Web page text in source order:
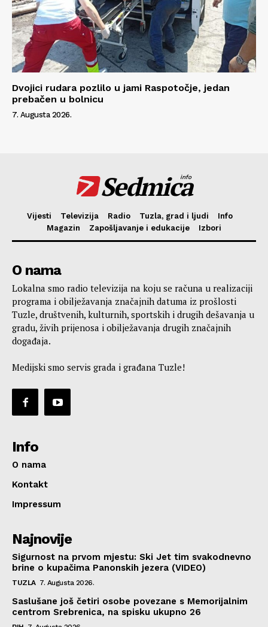
Dvojici rudara pozlilo u jami Raspotočje, jedan
prebačen u bolnicu
7. Augusta 2026.
Sedmica
info
Vijesti Televizija Radio Tuzla, grad i ljudi
Info
Magazin
Zapošljavanje i edukacije Izbori
O nama
Lokalna smo radio televizija na koju se računa u realizaciji
programa i obilježavanja značajnih datuma iz prošlosti
Tuzle, društvenih, kulturnih, sportskih i drugih dešavanja u
gradu, živih prijenosa i obilježavanja drugih značajnih
događaja.
Medijski smo servis grada i građana Tuzle!
Info
O nama
Kontakt
Impressum
Najnovije
Sigurnost na prvom mjestu: Ski Jet tim svakodnevno
brine o kupačima Panonskih jezera (VIDEO)
TUZLA 7. Augusta 2026.
Saslušane još četiri osobe povezane s Memorijalnim
centrom Srebrenica, na spisku ukupno 26